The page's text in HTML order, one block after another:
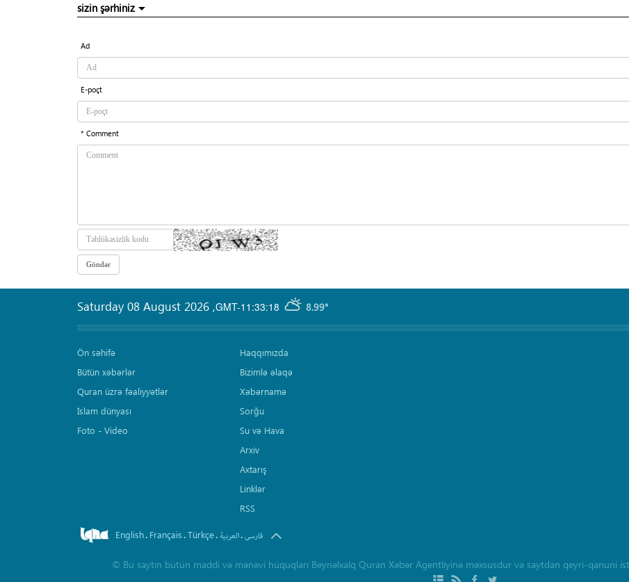
sizin şərhiniz
Ad
E-poçt
* Comment
GMT-11:33:18 8.99°
Saturday 08 August 2026 ,
Ön səhifə
Bütün xəbərlər
Quran üzrə fəaliyyətlər
İslam dünyası
Foto - Video
Haqqımızda
Bizimlə əlaqə
Xəbərnamə
Sorğu
Su və Hava
Arxiv
Axtarış
Linklər
RSS
English. Français.Türkçe. العربیة.فارسی
© Bu saytın bütün maddi və mənəvi hüquqları Beynəlxalq Quran Xəbər Agentliyinə məxsusdur və saytdan qeyri-qanuni